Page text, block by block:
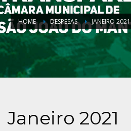
HOME DESPESAS JANEIRO 2021
Janeiro 2021